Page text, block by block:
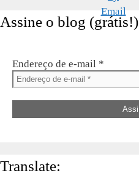
Assine o blog (grátis!)
Endereço de e-mail *
Translate: